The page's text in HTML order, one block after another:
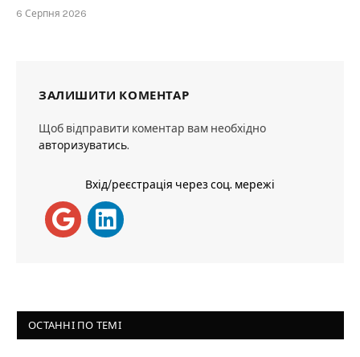
6 Серпня 2026
ЗАЛИШИТИ КОМЕНТАР
Щоб відправити коментар вам необхідно
авторизуватись.
Вхід/реєстрація через соц. мережі
ОСТАННІ ПО ТЕМІ